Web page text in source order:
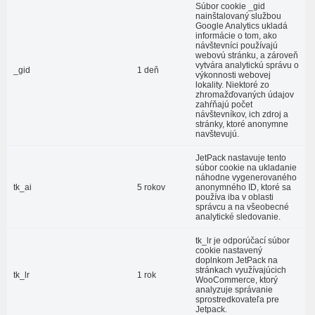
_gid 1 deň
Súbor cookie _gid
nainštalovaný službou
Google Analytics ukladá
informácie o tom, ako
návštevníci používajú
webovú stránku, a zároveň
vytvára analytickú správu o
výkonnosti webovej
lokality. Niektoré zo
zhromažďovaných údajov
zahŕňajú počet
návštevníkov, ich zdroj a
stránky, ktoré anonymne
navštevujú.
tk_ai 5 rokov
JetPack nastavuje tento
súbor cookie na ukladanie
náhodne vygenerovaného
anonymného ID, ktoré sa
používa iba v oblasti
správcu a na všeobecné
analytické sledovanie.
tk_lr 1 rok
tk_lr je odporúčací súbor
cookie nastavený
doplnkom JetPack na
stránkach využívajúcich
WooCommerce, ktorý
analyzuje správanie
sprostredkovateľa pre
Jetpack.